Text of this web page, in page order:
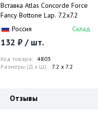
Вставка Atlas Concorde Force
Fancy Bottone Lap. 7.2x7.2
Россия
Склад
132 ₽ / шт.
Код товара: 4803
Размеры (Д x Ш): 7.2 x 7.2
Отзывы